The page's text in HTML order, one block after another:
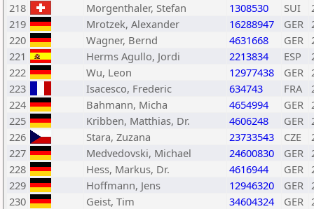
218
Morgenthaler, Stefan 1308530 SUI
219
Mrotzek, Alexander 16288947 GER
220
Wagner, Bernd 4631668 GER
221
Herms Agullo, Jordi 2213834 ESP
222
Wu, Leon 12977438 GER
223
Isacesco, Frederic 634743 FRA
224
Bahmann, Micha 4654994 GER
225
Kribben, Matthias, Dr. 4606248 GER
226
Stara, Zuzana 23733543 CZE
227
Medvedovski, Michael 24600830 GER
228
Hess, Markus, Dr. 4616944 GER
229
Hoffmann, Jens 12946320 GER
230
Geist, Tim 34604324 GER